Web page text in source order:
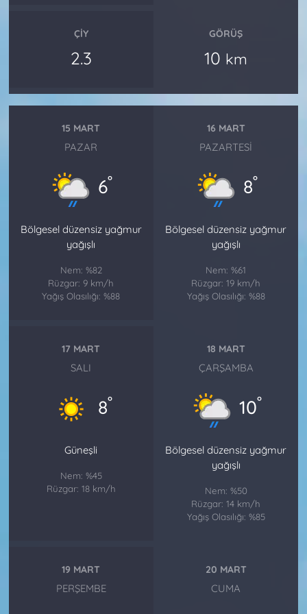
ÇIY
2.3
GÖRÜŞ
10 km
15 MART
PAZAR
6°
Bölgesel düzensiz yağmur
yağışlı
Nem: %82
Rüzgar: 9 km/h
Yağış Olasılığı: %88
16 MART
PAZARTESI
8°
Bölgesel düzensiz yağmur
yağışlı
Nem: %61
Rüzgar: 19 km/h
Yağış Olasılığı: %88
17 MART
SALI
8°
Güneşli
Nem: %45
Rüzgar: 18 km/h
18 MART
ÇARŞAMBA
10°
Bölgesel düzensiz yağmur
yağışlı
Nem: %50
Rüzgar: 14 km/h
Yağış Olasılığı: %85
19 MART
PERŞEMBE
20 MART
CUMA